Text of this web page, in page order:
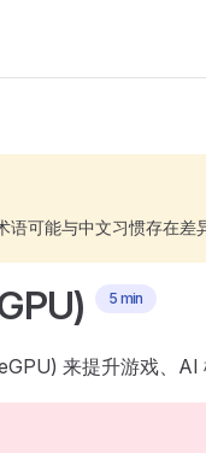
语可能与中文习惯存在差
5 min
来提升游戏、AI